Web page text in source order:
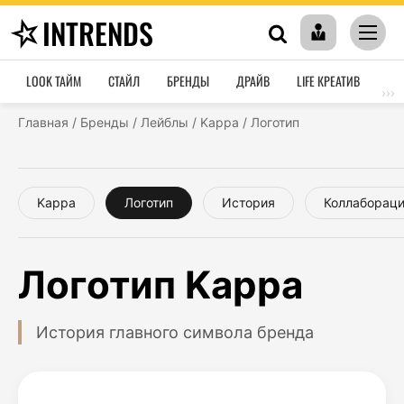
INTRENDS
LOOK ТАЙМ СТАЙЛ БРЕНДЫ ДРАЙВ LIFE КРЕАТИВ
›››
Главная / Бренды / Лейблы / Kappa / Логотип
Kappa Логотип История
Логотип Kappa
История главного символа бренда